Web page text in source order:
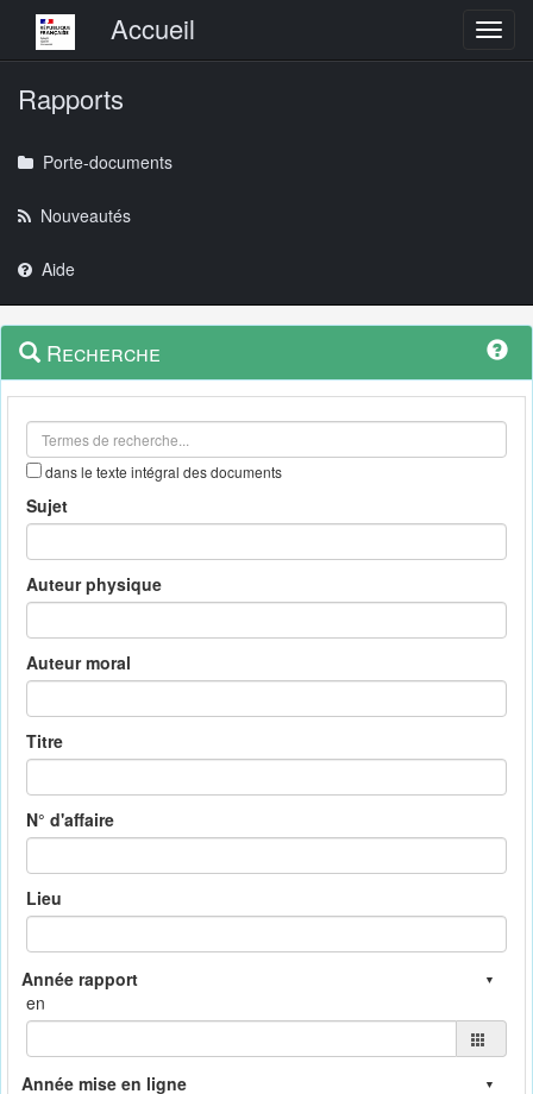
Menu principalAccueil
Rapports
Porte-documents
Nouveautés
Aide
Navigation
outils
Menu
contextuel
Recherche
dans le texte intégral des documents
Sujet
Auteur physique
Auteur moral
Titre
N° d'affaire
Lieu
en